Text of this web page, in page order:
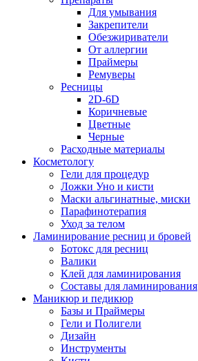
Для умывания
Закрепители
Обезжириватели
От аллергии
Праймеры
Ремуверы
Ресницы
2D-6D
Коричневые
Цветные
Черные
Расходные материалы
Косметологу
Гели для процедур
Ложки Уно и кисти
Маски альгинатные, миски
Парафинотерапия
Уход за телом
Ламинирование ресниц и бровей
Ботокс для ресниц
Валики
Клей для ламинирования
Составы для ламинирования
Маникюр и педикюр
Базы и Праймеры
Гели и Полигели
Дизайн
Инструменты